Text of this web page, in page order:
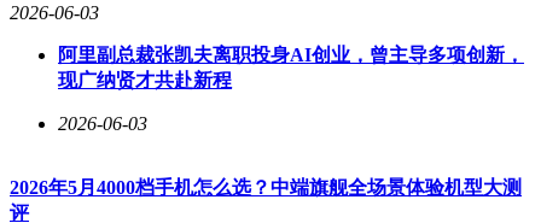
2026-06-03
阿里副总裁张凯夫离职投身AI创业，曾主导多项创新，
现广纳贤才共赴新程
2026-06-03
2026年5月4000档手机怎么选？中端旗舰全场景体验机型大测
评